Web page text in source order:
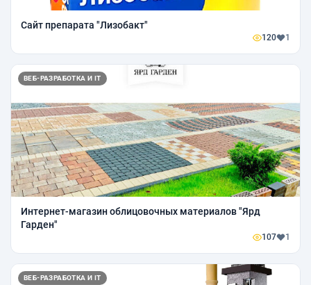
Сайт препарата "Лизобакт"
120 1
ВЕБ-РАЗРАБОТКА И IT
Интернет-магазин облицовочных материалов "Ярд
Гарден"
107 1
ВЕБ-РАЗРАБОТКА И IT